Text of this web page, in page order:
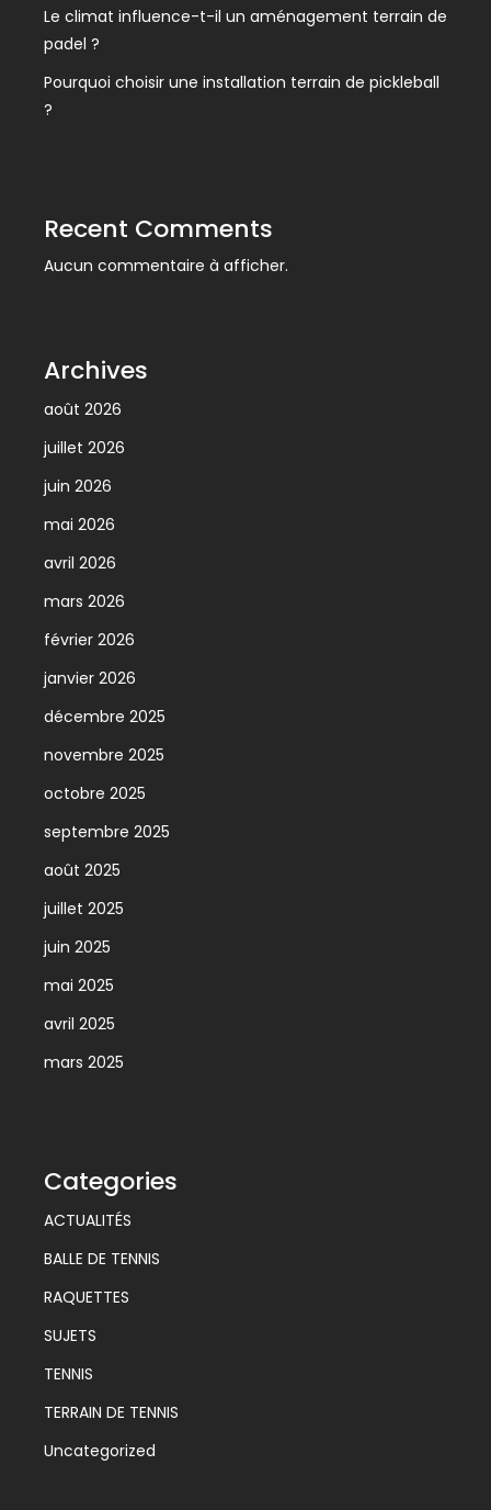
Le climat influence-t-il un aménagement terrain de
padel ?
Pourquoi choisir une installation terrain de pickleball
?
Recent Comments
Aucun commentaire à afficher.
Archives
août 2026
juillet 2026
juin 2026
mai 2026
avril 2026
mars 2026
février 2026
janvier 2026
décembre 2025
novembre 2025
octobre 2025
septembre 2025
août 2025
juillet 2025
juin 2025
mai 2025
avril 2025
mars 2025
Categories
ACTUALITÉS
BALLE DE TENNIS
RAQUETTES
SUJETS
TENNIS
TERRAIN DE TENNIS
Uncategorized